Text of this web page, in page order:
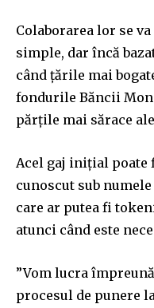
Colaborarea lor se
simple, dar încă
când ţările mai
fondurile Băncii
părţile mai sărace
Acel gaj iniţial poate
cunoscut sub
care ar putea fi
atunci când este
”Vom lucra
procesul de punere